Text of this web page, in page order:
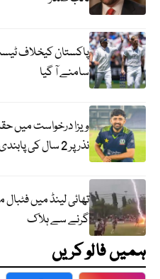
سامنے آ گیا
ویزا درخواست میں
نذر پر 2 سال کی پابندی
تھائی لینڈ میں
گرنے سے ہلاک
ہمیں فالو کریں